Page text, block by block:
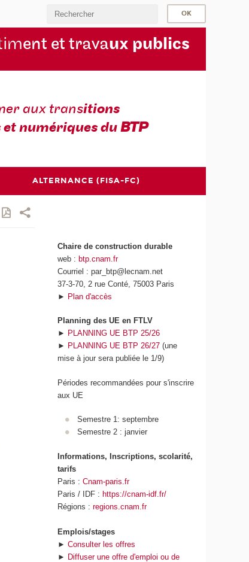
ent et travaux publics
aux transitions
numériques duBTP
ALTERNANCE (FISA-FC)
Chaire de construction durable
web :btp.cnam.fr
Courriel : par_btp@lecnam.net
37-3-70, 2 rue Conté, 75003 Paris
► Plan d'accès
Planning des UE en FTLV
► PLANNING UE BTP 25/26
► PLANNING UE BTP 26/27 (une
mise à jour sera publiée le 1/9)
Périodes recommandées pour s'inscrire
aux UE
Semestre 1: septembre
Semestre 2 : janvier
Informations, Inscriptions, scolarité,
tarifs
Paris :Cnam-paris.fr
Paris / IDF :https://cnam-idf.fr/
Régions :regions.cnam.fr
Emplois/stages
►Consulter les offres
► Diffuser une offre d'emploi ou de